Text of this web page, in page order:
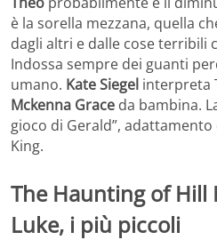
è la sorella mezzana, quella
dagli altri e dalle cose terribili
Indossa sempre dei guanti
umano. Kate Siegel interpreta
Mckenna Grace da bambina.
gioco di Gerald”,
King.
The Haunting of Hill
Luke, i più piccoli